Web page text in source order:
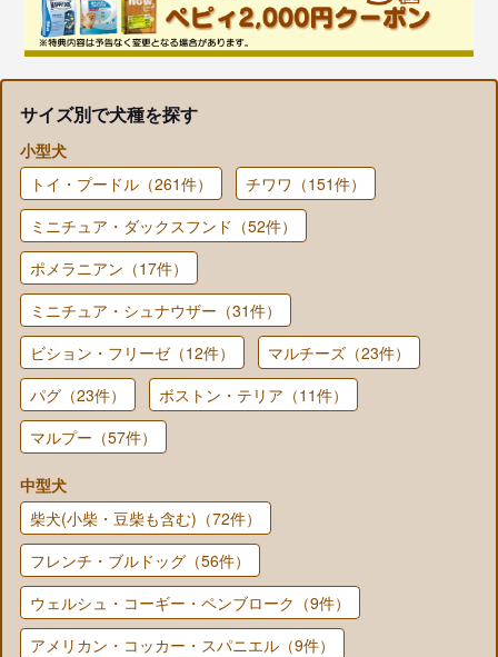
サイズ別で犬種を探す
小型犬
トイ・プードル（261件）
チワワ（151件）
ミニチュア・ダックスフンド（52件）
ポメラニアン（17件）
ミニチュア・シュナウザー（31件）
ビション・フリーゼ（12件）
マルチーズ（23件）
パグ（23件）
ボストン・テリア（11件）
マルプー（57件）
中型犬
柴犬(小柴・豆柴も含む)（72件）
フレンチ・ブルドッグ（56件）
ウェルシュ・コーギー・ペンブローク（9件）
アメリカン・コッカー・スパニエル（9件）